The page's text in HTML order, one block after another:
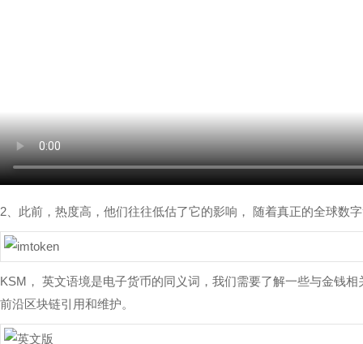
2、此前，热度高，他们往往低估了它的影响， 随着真正的全球数
KSM， 英文语境是电子货币的同义词，我们需要了解一些与金钱
前沿区块链引用和维护。